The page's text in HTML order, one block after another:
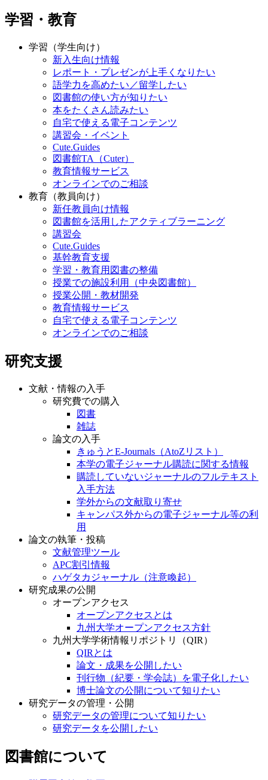
学習・教育
新入生向け情報
レポート・プレゼンが上手くなりたい
語学力を高めたい／留学したい
図書館の使い方が知りたい
本をたくさん読みたい
自宅で使える電子コンテンツ
講習会・イベント
Cute.Guides
図書館TA（Cuter）
教育情報サービス
オンラインでのご相談
教育（教員向け）
新任教員向け情報
図書館を活用したアクティブラーニング
講習会
Cute.Guides
基幹教育支援
学習・教育用図書の整備
授業での施設利用（中央図書館）
授業公開・教材開発
教育情報サービス
自宅で使える電子コンテンツ
オンラインでのご相談
研究支援
研究費での購入
図書
雑誌
論文の入手
きゅうとE-Journals（AtoZリスト）
本学の電子ジャーナル購読に関する情報
購読していないジャーナルのフルテキスト
入手方法
学外からの文献取り寄せ
キャンパス外からの電子ジャーナル等の利
用
論文の執筆・投稿
文献管理ツール
APC割引情報
ハゲタカジャーナル（注意喚起）
研究成果の公開
オープンアクセス
オープンアクセスとは
九州大学オープンアクセス方針
九州大学学術情報リポジトリ（QIR）
QIRとは
論文・成果を公開したい
刊行物（紀要・学会誌）を電子化したい
博士論文の公開について知りたい
研究データの管理・公開
研究データの管理について知りたい
研究データを公開したい
図書館について